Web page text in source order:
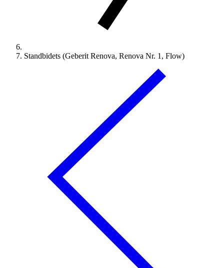
Standbidets (Geberit Renova, Renova Nr. 1, Flow)